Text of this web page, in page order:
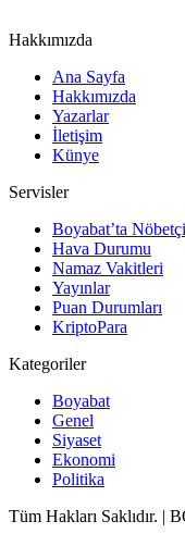
Hakkımızda
Ana Sayfa
Hakkımızda
Yazarlar
İletişim
Künye
Servisler
Boyabat’ta
Hava Durumu
Namaz Vakitleri
Yayınlar
Puan Durumları
KriptoPara
Kategoriler
Boyabat
Genel
Siyaset
Ekonomi
Politika
Tüm Hakları Saklıdır.